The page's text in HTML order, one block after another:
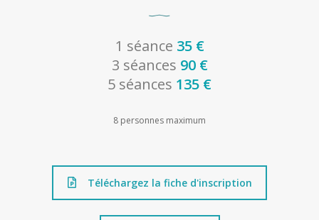
1 séance 35 €
3 séances 90 €
5 séances 135 €
8 personnes maximum
Téléchargez la fiche d'inscription